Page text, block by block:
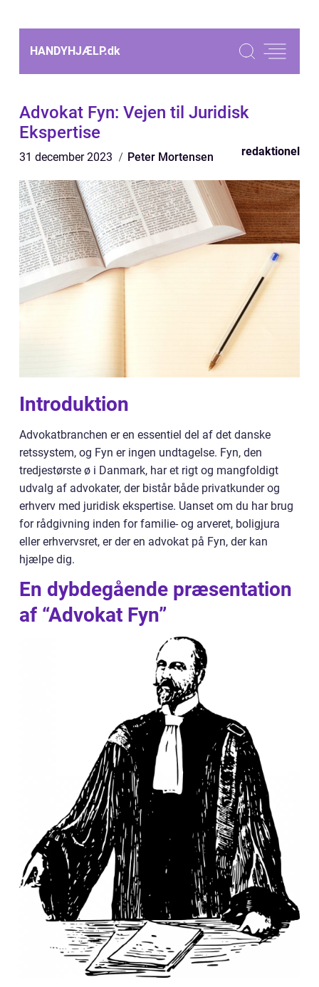
HANDYHJÆLP.dk
Advokat Fyn: Vejen til Juridisk
Ekspertise
31 december 2023 Peter Mortensen redaktionel
Introduktion
Advokatbranchen er en essentiel del af det danske
retssystem, og Fyn er ingen undtagelse. Fyn, den
tredjestørste ø i Danmark, har et rigt og mangfoldigt
udvalg af advokater, der bistår både privatkunder og
erhverv med juridisk ekspertise. Uanset om du har brug
for rådgivning inden for familie- og arveret, boligjura
eller erhvervsret, er der en advokat på Fyn, der kan
hjælpe dig.
En dybdegående præsentation
af “Advokat Fyn”